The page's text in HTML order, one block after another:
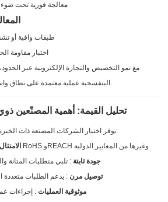
معالجة فورية تحت ضوء
طبقات واقية أو
اختبار مقاومة
مع نمو التخصيص والتجارة الإلكترونية عبر
البنفسجية عملية معتمدة على نطاق واسع في تصنيع حافظات الهواتف.
3. تحليل القيمة: أهمية المصنّعين
يوفر اختيار الشركات المصنعة ذات الخبرة في التصدير العديد من المزايا:
: الإلمام بمعايير RoHS وREACH وغيرها من المعايير الدولية
جودة ثابتة : تلبي متطلبات المتانة
توصيل مرن : يدعم الطلبات متعددة
موثوقية العمليات : إجراءات